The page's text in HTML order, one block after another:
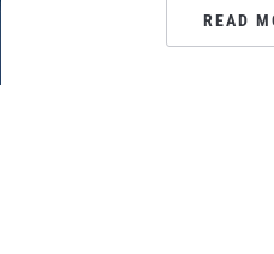
READ